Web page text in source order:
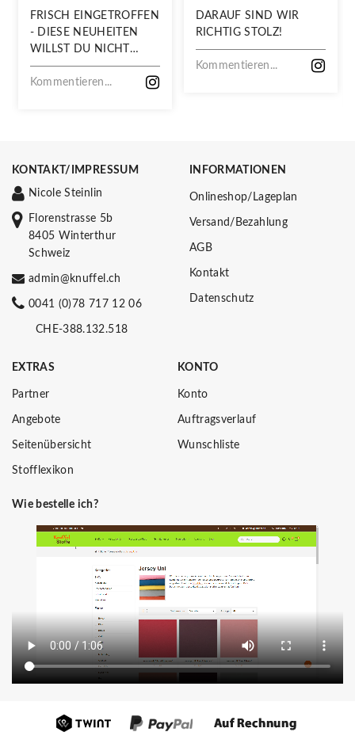
FRISCH EINGETROFFEN
- DIESE NEUHEITEN
WILLST DU NICHT
VERPASSEN!
Kommentieren...
DARAUF SIND WIR
RICHTIG STOLZ!
Kommentieren...
KONTAKT/IMPRESSUM
Nicole Steinlin
Florenstrasse 5b
8405 Winterthur
Schweiz
admin@knuffel.ch
0041 (0)78 717 12 06
CHE-388.132.518
INFORMATIONEN
Onlineshop/Lageplan
Versand/Bezahlung
AGB
Kontakt
Datenschutz
EXTRAS
Partner
Angebote
Seitenübersicht
Stofflexikon
KONTO
Konto
Auftragsverlauf
Wunschliste
Wie bestelle ich?